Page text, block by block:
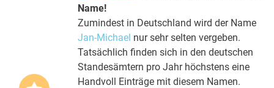
Name!
Zumindest in Deutschland wird der Name
Jan-Michael nur sehr selten vergeben.
Tatsächlich finden sich in den deutschen
Standesämtern pro Jahr höchstens eine
Handvoll Einträge mit diesem Namen.